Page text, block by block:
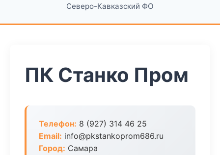
Северо-Кавказский ФО
ПК Станко Пром
Телефон: 8 (927) 314 46 25
Email: info@pkstankoprom686.ru
Город: Самара